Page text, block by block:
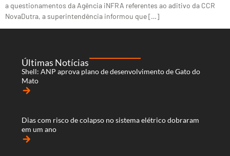
a questionamentos da Agência iNFRA referentes ao aditivo da CCR
NovaDutra, a superintendência informou que […]
Últimas Notícias
Shell: ANP aprova plano de desenvolvimento de Gato do
Mato
arrow_forward
Dias com risco de colapso no sistema elétrico dobraram
em um ano
arrow_forward